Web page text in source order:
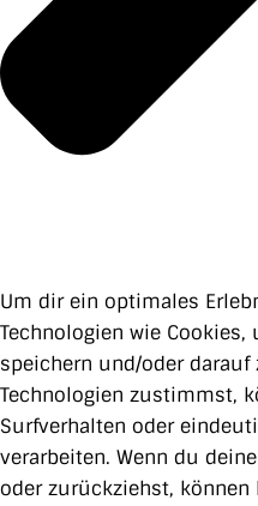
Um dir ein optimales
Technologien wie
speichern und/oder darauf
Technologien zustimmst,
Surfverhalten oder
verarbeiten. Wenn du
oder zurückziehst,